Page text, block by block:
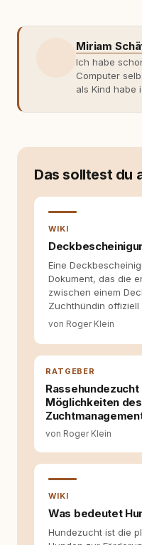
Miriam
Ich habe
Computer
als Kind habe
getippt:
weniger guten
erlebt habe,
bewusst gute
als Content
beteiligt, an
werden. Ich
Inhalte,
redaktionell,
die Social-
sich dabei
Welche
Inhalte so
fundiert und
hilfreich sind?
allein nicht
Hinterfragen
Das solltest du
WIKI
Eine
Dokument, das die
zwischen einem
Zuchthündin
von Roger Klein
RATGEBER
Rassehundezucht
Möglichkeiten
von Roger Klein
WIKI
Was bedeutet
Hundezucht ist die